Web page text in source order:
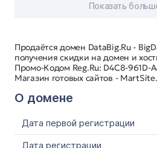
Продаётся домен DataBig.Ru -
получения скидки на домен и
Промо-Кодом Reg.Ru: D4C8-961D-
Магазин готовых сайтов -
О домене
Дата первой регистрации
Дата регистрации
Показать